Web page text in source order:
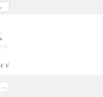
ジ
ド